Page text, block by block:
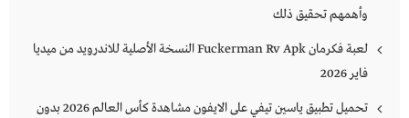
وأهمهم تحقيق ذلك
لعبة فكرمان Fuckerman Rv Apk النسخة الأصلية للاندرويد من ميديا
فاير 2026
تحميل تطبيق ياسين تيفي على الايفون مشاهدة كأس العالم 2026 بدون